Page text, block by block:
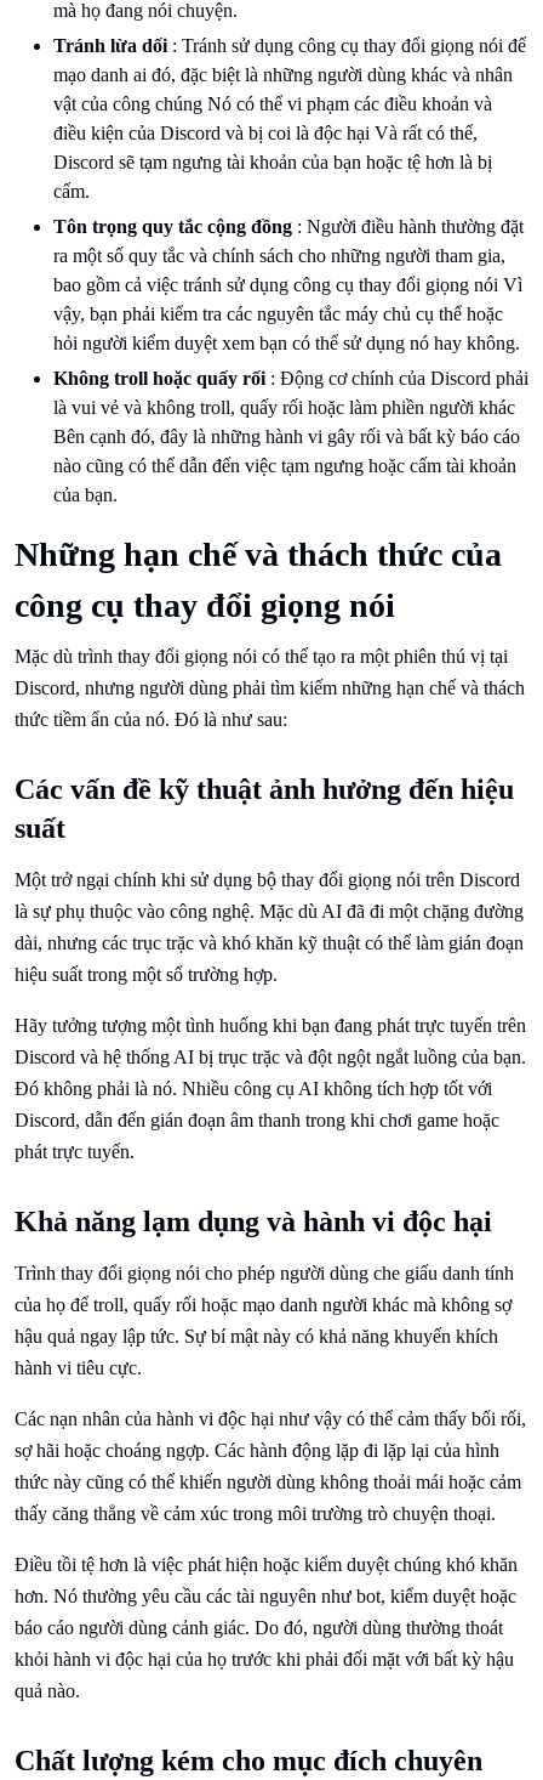
mà họ đang nói chuyện.
Tránh lừa dối : Tránh sử dụng công cụ thay đổi giọng nói để
mạo danh ai đó, đặc biệt là những người dùng khác và nhân
vật của công chúng Nó có thể vi phạm các điều khoản và
điều kiện của Discord và bị coi là độc hại Và rất có thể,
Discord sẽ tạm ngưng tài khoản của bạn hoặc tệ hơn là bị
cấm.
Tôn trọng quy tắc cộng đồng : Người điều hành thường đặt
ra một số quy tắc và chính sách cho những người tham gia,
bao gồm cả việc tránh sử dụng công cụ thay đổi giọng nói Vì
vậy, bạn phải kiểm tra các nguyên tắc máy chủ cụ thể hoặc
hỏi người kiểm duyệt xem bạn có thể sử dụng nó hay không.
Không troll hoặc quấy rối : Động cơ chính của Discord phải
là vui vẻ và không troll, quấy rối hoặc làm phiền người khác
Bên cạnh đó, đây là những hành vi gây rối và bất kỳ báo cáo
nào cũng có thể dẫn đến việc tạm ngưng hoặc cấm tài khoản
của bạn.
Những hạn chế và thách thức của
công cụ thay đổi giọng nói
Mặc dù trình thay đổi giọng nói có thể tạo ra một phiên thú vị tại
Discord, nhưng người dùng phải tìm kiếm những hạn chế và thách
thức tiềm ẩn của nó. Đó là như sau:
Các vấn đề kỹ thuật ảnh hưởng đến hiệu
suất
Một trở ngại chính khi sử dụng bộ thay đổi giọng nói trên Discord
là sự phụ thuộc vào công nghệ. Mặc dù AI đã đi một chặng đường
dài, nhưng các trục trặc và khó khăn kỹ thuật có thể làm gián đoạn
hiệu suất trong một số trường hợp.
Hãy tưởng tượng một tình huống khi bạn đang phát trực tuyến trên
Discord và hệ thống AI bị trục trặc và đột ngột ngắt luồng của bạn.
Đó không phải là nó. Nhiều công cụ AI không tích hợp tốt với
Discord, dẫn đến gián đoạn âm thanh trong khi chơi game hoặc
phát trực tuyến.
Khả năng lạm dụng và hành vi độc hại
Trình thay đổi giọng nói cho phép người dùng che giấu danh tính
của họ để troll, quấy rối hoặc mạo danh người khác mà không sợ
hậu quả ngay lập tức. Sự bí mật này có khả năng khuyến khích
hành vi tiêu cực.
Các nạn nhân của hành vi độc hại như vậy có thể cảm thấy bối rối,
sợ hãi hoặc choáng ngợp. Các hành động lặp đi lặp lại của hình
thức này cũng có thể khiến người dùng không thoải mái hoặc cảm
thấy căng thẳng về cảm xúc trong môi trường trò chuyện thoại.
Điều tồi tệ hơn là việc phát hiện hoặc kiểm duyệt chúng khó khăn
hơn. Nó thường yêu cầu các tài nguyên như bot, kiểm duyệt hoặc
báo cáo người dùng cảnh giác. Do đó, người dùng thường thoát
khỏi hành vi độc hại của họ trước khi phải đối mặt với bất kỳ hậu
quả nào.
Chất lượng kém cho mục đích chuyên